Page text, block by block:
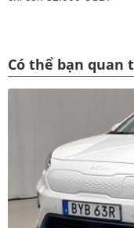
Có thể bạn quan